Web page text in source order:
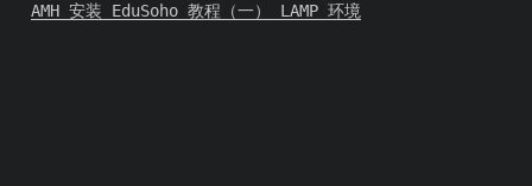
AMH 安装 EduSoho 教程（一） LAMP 环境